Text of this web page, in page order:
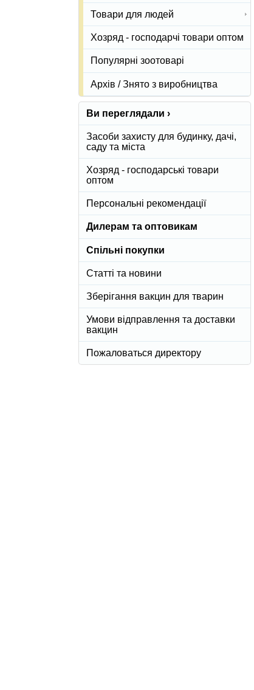
Товари для людей
Хозряд - господарчі товари оптом
Популярні зоотоварі
Архів / Знято з виробництва
Ви переглядали ›
Засоби захисту для будинку, дачі,
саду та міста
Хозряд - господарські товари
оптом
Персональні рекомендації
Дилерам та оптовикам
Спільні покупки
Статті та новини
Зберігання вакцин для тварин
Умови відправлення та доставки
вакцин
Пожаловаться директору